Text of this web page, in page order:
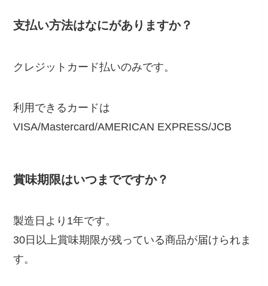
支払い方法はなにがありますか？
クレジットカード払いのみです。
利用できるカードは
VISA/Mastercard/AMERICAN EXPRESS/JCB
賞味期限はいつまでですか？
製造日より1年です。
30日以上賞味期限が残っている商品が届けられま
す。